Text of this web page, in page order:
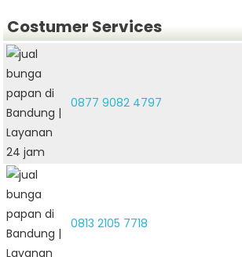
Costumer Services
0877 9082 4797
0813 2105 7718